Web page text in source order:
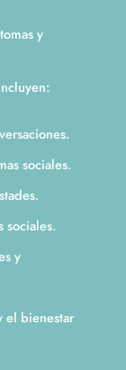
y
sociales.
sociales.
y
el bienestar